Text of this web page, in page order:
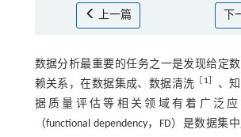
上一篇 下
数据分析最重要的任务之一是发现给定
赖关系，在数据集成、数据清洗
1 、
据质量评估等相关领域有着广泛
（functional dependency，FD）是数据集